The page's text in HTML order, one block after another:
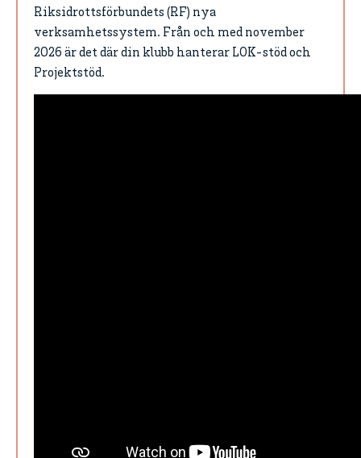
Riksidrottsförbundets (RF) nya
verksamhetssystem. Från och med november
2026 är det där din klubb hanterar LOK-stöd och
Projektstöd.